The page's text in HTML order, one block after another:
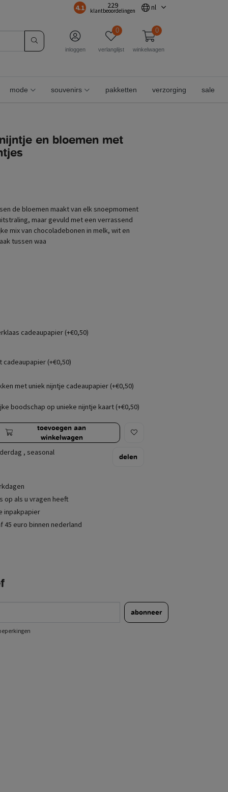
4.1 229
klantbeoordelingen nl
inloggen
0
verlanglijst
0
winkelwagen
mode souvenirs pakketten verzorging sale
en bloemen met
de bloemen maakt van elk snoepmoment
maar gevuld met een verrassend
mix van chocoladebonen in melk, wit en
tussen waa
cadeaupapier (+€0,50)
cadeaupapier (+€0,50)
met uniek nijntje cadeaupapier (+€0,50)
boodschap op unieke nijntje kaart (+€0,50)
toevoegen aan
winkelwagen
, seasonal
delen
op als u vragen heeft
inpakpapier
45 euro binnen nederland
abonneer